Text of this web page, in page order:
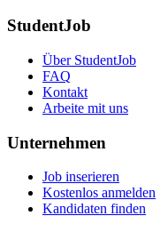
StudentJob
Über StudentJob
FAQ
Kontakt
Arbeite mit uns
Unternehmen
Job inserieren
Kostenlos anmelden
Kandidaten finden